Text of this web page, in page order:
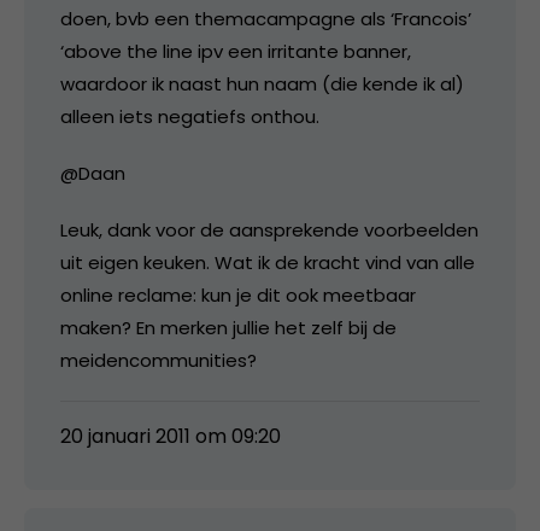
doen, bvb een themacampagne als ‘Francois’
‘above the line ipv een irritante banner,
waardoor ik naast hun naam (die kende ik al)
alleen iets negatiefs onthou.
@Daan
Leuk, dank voor de aansprekende voorbeelden
uit eigen keuken. Wat ik de kracht vind van alle
online reclame: kun je dit ook meetbaar
maken? En merken jullie het zelf bij de
meidencommunities?
20 januari 2011 om 09:20